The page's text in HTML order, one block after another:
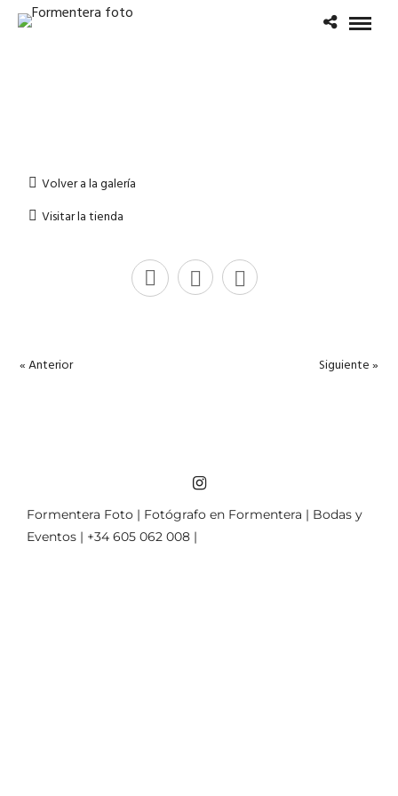
Volver a la galería
Visitar la tienda
« Anterior Siguiente »
Formentera Foto | Fotógrafo en Formentera | Bodas y
Eventos | +34 605 062 008 |